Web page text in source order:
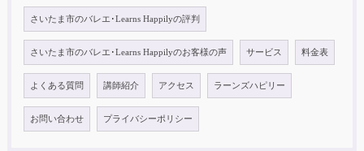
さいたま市のバレエ･Learns Happilyの評判
さいたま市のバレエ･Learns Happilyのお客様の声 サービス 料金表
よくある質問 講師紹介 アクセス ラーンズハピリー
お問い合わせ プライバシーポリシー